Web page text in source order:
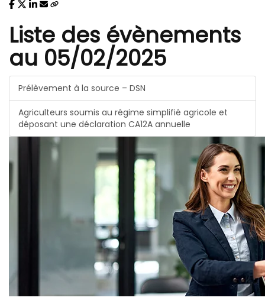
Liste des évènements
au 05/02/2025
Prélèvement à la source – DSN
Agriculteurs soumis au régime simplifié agricole et
déposant une déclaration CA12A annuelle